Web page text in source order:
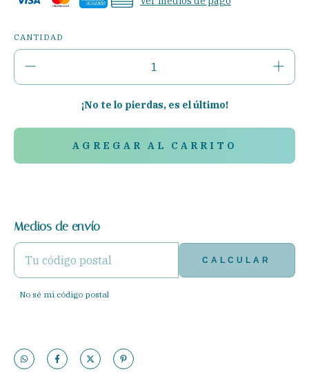
CANTIDAD
¡No te lo pierdas, es el último!
ENTREGAS PARA EL CP:
Medios de envío
CALCULAR
No sé mi código postal